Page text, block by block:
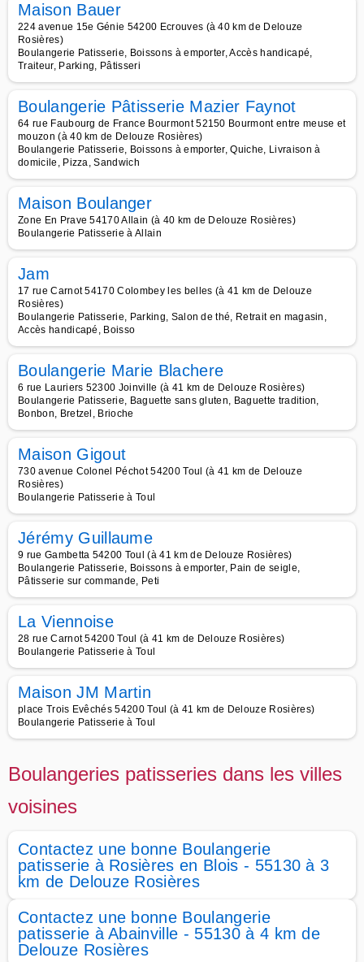
Maison Bauer
224 avenue 15e Génie 54200 Ecrouves (à 40 km de Delouze
Rosières)
Boulangerie Patisserie, Boissons à emporter, Accès handicapé,
Traiteur, Parking, Pâtisseri
Boulangerie Pâtisserie Mazier Faynot
64 rue Faubourg de France Bourmont 52150 Bourmont entre meuse et
mouzon (à 40 km de Delouze Rosières)
Boulangerie Patisserie, Boissons à emporter, Quiche, Livraison à
domicile, Pizza, Sandwich
Maison Boulanger
Zone En Prave 54170 Allain (à 40 km de Delouze Rosières)
Boulangerie Patisserie à Allain
Jam
17 rue Carnot 54170 Colombey les belles (à 41 km de Delouze
Rosières)
Boulangerie Patisserie, Parking, Salon de thé, Retrait en magasin,
Accès handicapé, Boisso
Boulangerie Marie Blachere
6 rue Lauriers 52300 Joinville (à 41 km de Delouze Rosières)
Boulangerie Patisserie, Baguette sans gluten, Baguette tradition,
Bonbon, Bretzel, Brioche
Maison Gigout
730 avenue Colonel Péchot 54200 Toul (à 41 km de Delouze
Rosières)
Boulangerie Patisserie à Toul
Jérémy Guillaume
9 rue Gambetta 54200 Toul (à 41 km de Delouze Rosières)
Boulangerie Patisserie, Boissons à emporter, Pain de seigle,
Pâtisserie sur commande, Peti
La Viennoise
28 rue Carnot 54200 Toul (à 41 km de Delouze Rosières)
Boulangerie Patisserie à Toul
Maison JM Martin
place Trois Evêchés 54200 Toul (à 41 km de Delouze Rosières)
Boulangerie Patisserie à Toul
Boulangeries patisseries dans les villes
voisines
Contactez une bonne Boulangerie
patisserie à Rosières en Blois - 55130 à 3
km de Delouze Rosières
Contactez une bonne Boulangerie
patisserie à Abainville - 55130 à 4 km de
Delouze Rosières